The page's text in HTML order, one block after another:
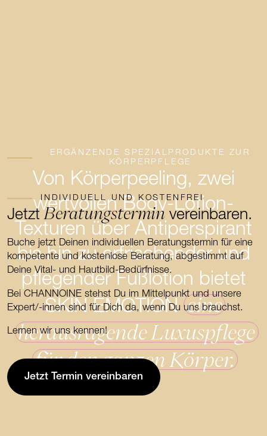
ERGÄNZENDE SPEZIALPRODUKTE ZUR
KÖRPERPFLEGE
Von Körperpeeling, zwei
wertvollen Body-Lotion-
Texturen über Antiperspirant
bis hin zu erfrischender und
pflegender Fußlotion bietet
SKIN EMOTIONeine
herausragende Luxuspflege
für den ganzen Körper.
INDIVIDUELL UND KOSTENFREI
JetztBeratungstermin vereinbaren.
Buche jetzt Deinen individuellen Beratungstermin für eine
kompetente und kostenlose Beratung, abgestimmt auf
Deine Vital- und Hautbild-Bedürfnisse.
Bei CHANNOINE stehst Du im Mittelpunkt und unsere
Expert/-innen sind für Dich da, wenn Du uns brauchst.
Lernen wir uns kennen!
Jetzt Termin vereinbaren